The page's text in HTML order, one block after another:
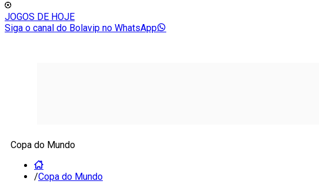
JOGOS DE HOJE
Siga o canal do Bolavip no WhatsApp
Copa do Mundo
/Copa do Mundo